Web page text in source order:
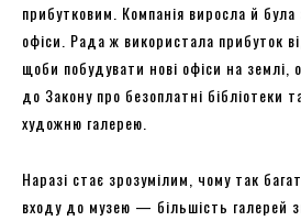
прибутковим. Компанія виросла й
офіси. Рада ж використала прибуток
щоби побудувати нові офіси на землі,
до Закону про безоплатні бібліотеки
художню галерею.
Наразі стає зрозумілим, чому так
входу до музею — більшість галерей